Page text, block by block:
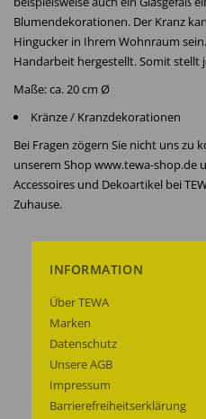
Blumendekorationen. Der Kranz
Hingucker in Ihrem Wohnraum
Handarbeit hergestellt. Somit stellt
Maße: ca. 20 cm Ø
Kränze / Kranzdekorationen
Bei Fragen zögern Sie nicht uns zu
unserem Shop www.tewa-shop.de
Accessoires und Dekoartikel bei
Zuhause.
INFORMATION
Über TEWA
Marken
Datenschutz
Unsere AGB
Impressum
Barrierefreiheitserklärung